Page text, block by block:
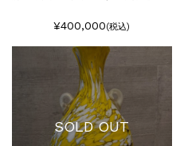
¥400,000(税込)
SOLD OUT